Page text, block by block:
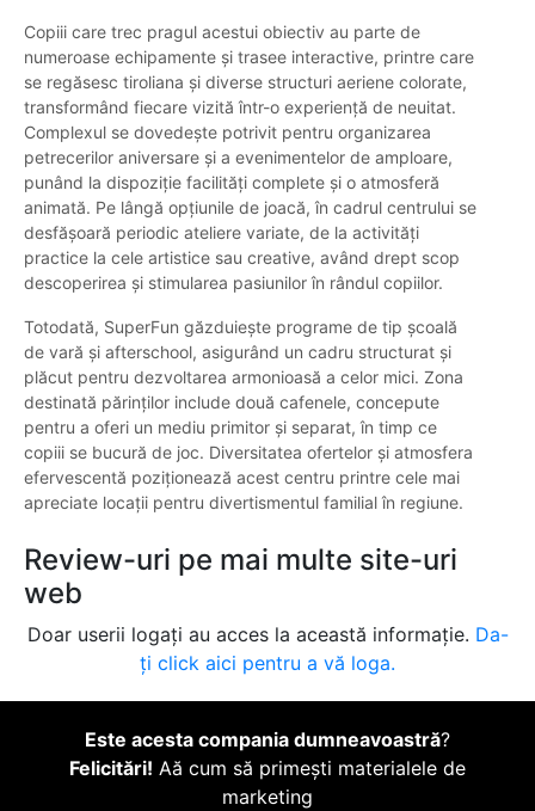
Copiii care trec pragul acestui obiectiv au parte de
numeroase echipamente și trasee interactive, printre care
se regăsesc tiroliana și diverse structuri aeriene colorate,
transformând fiecare vizită într-o experiență de neuitat.
Complexul se dovedește potrivit pentru organizarea
petrecerilor aniversare și a evenimentelor de amploare,
punând la dispoziție facilități complete și o atmosferă
animată. Pe lângă opțiunile de joacă, în cadrul centrului se
desfășoară periodic ateliere variate, de la activități
practice la cele artistice sau creative, având drept scop
descoperirea și stimularea pasiunilor în rândul copiilor.
Totodată, SuperFun găzduiește programe de tip școală
de vară și afterschool, asigurând un cadru structurat și
plăcut pentru dezvoltarea armonioasă a celor mici. Zona
destinată părinților include două cafenele, concepute
pentru a oferi un mediu primitor și separat, în timp ce
copiii se bucură de joc. Diversitatea ofertelor și atmosfera
efervescentă poziționează acest centru printre cele mai
apreciate locații pentru divertismentul familial în regiune.
Review-uri pe mai multe site-uri
web
Doar userii logați au acces la această informație. Da-
ți click aici pentru a vă loga.
Este acesta compania dumneavoastră?
Felicitări! Aă cum să primești materialele de
marketing